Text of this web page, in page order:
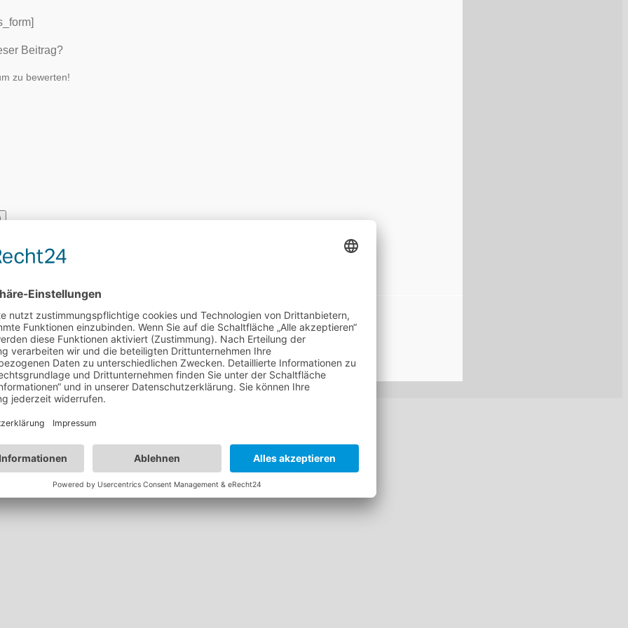
Beitrag?
zu bewerten!
Sei der Erste, der diesen Beitrag bewertet.
Impressum|Datenschutz|Anfahrt